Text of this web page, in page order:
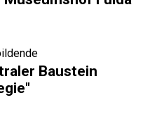
Baustein